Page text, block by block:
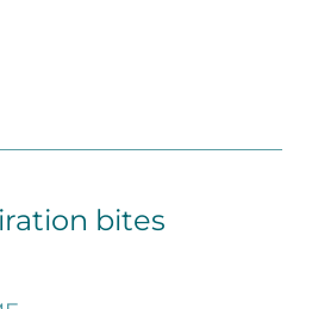
bites